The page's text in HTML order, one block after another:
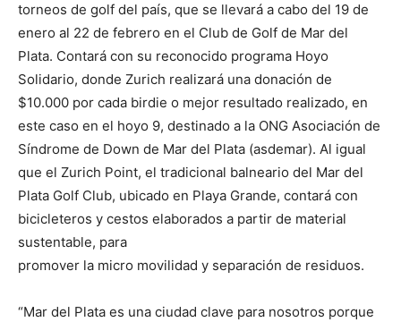
torneos de golf del país, que se llevará a cabo del 19 de
enero al 22 de febrero en el Club de Golf de Mar del
Plata. Contará con su reconocido programa Hoyo
Solidario, donde Zurich realizará una donación de
$10.000 por cada birdie o mejor resultado realizado, en
este caso en el hoyo 9, destinado a la ONG Asociación de
Síndrome de Down de Mar del Plata (asdemar). Al igual
que el Zurich Point, el tradicional balneario del Mar del
Plata Golf Club, ubicado en Playa Grande, contará con
bicicleteros y cestos elaborados a partir de material
sustentable, para
promover la micro movilidad y separación de residuos.
“Mar del Plata es una ciudad clave para nosotros porque